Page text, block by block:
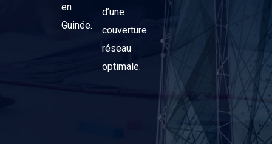
en
Guinée.
d’une
couverture
réseau
optimale.